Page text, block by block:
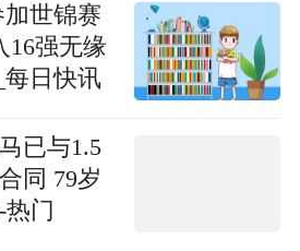
世锦赛
16强无缘
日快讯
已与1.5
同 79岁
门